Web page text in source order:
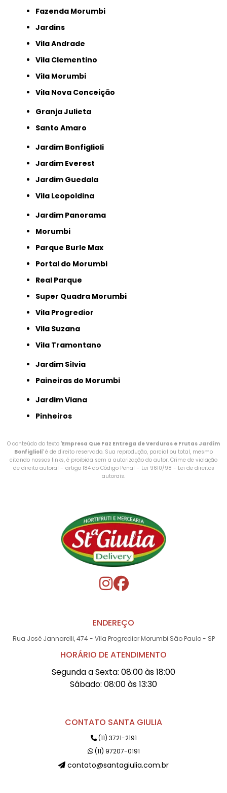
Fazenda Morumbi
Jardins
Vila Andrade
Vila Clementino
Vila Morumbi
Vila Nova Conceição
Granja Julieta
Santo Amaro
Jardim Bonfiglioli
Jardim Everest
Jardim Guedala
Vila Leopoldina
Jardim Panorama
Morumbi
Parque Burle Max
Portal do Morumbi
Real Parque
Super Quadra Morumbi
Vila Progredior
Vila Suzana
Vila Tramontano
Jardim Sílvia
Paineiras do Morumbi
Jardim Viana
Pinheiros
O conteúdo do texto "Empresa Que Faz Entrega de Verduras e Frutas Jardim
Bonfiglioli" é de direito reservado. Sua reprodução, parcial ou total, mesmo
citando nossos links, é proibida sem a autorização do autor. Crime de violação
de direito autoral – artigo 184 do Código Penal – Lei 9610/98 - Lei de direitos
autorais.
ENDEREÇO
Rua José Jannarelli, 474 - Vila Progredior Morumbi São Paulo - SP
HORÁRIO DE ATENDIMENTO
Segunda a Sexta: 08:00 às 18:00
Sábado: 08:00 às 13:30
CONTATO SANTA GIULIA
(11) 3721-2191
(11) 97207-0191
contato@santagiulia.com.br